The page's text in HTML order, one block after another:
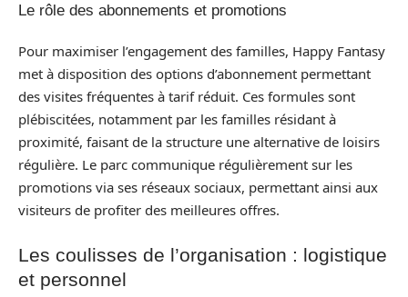
Le rôle des abonnements et promotions
Pour maximiser l’engagement des familles, Happy Fantasy
met à disposition des options d’abonnement permettant
des visites fréquentes à tarif réduit. Ces formules sont
plébiscitées, notamment par les familles résidant à
proximité, faisant de la structure une alternative de loisirs
régulière. Le parc communique régulièrement sur les
promotions via ses réseaux sociaux, permettant ainsi aux
visiteurs de profiter des meilleures offres.
Les coulisses de l’organisation : logistique
et personnel